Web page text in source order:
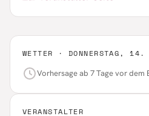
Kaule mit insgesamt 1,5km
WETTER · DONNERSTAG,
Vorhersage ab 7 Tage vor dem
VERANSTALTER